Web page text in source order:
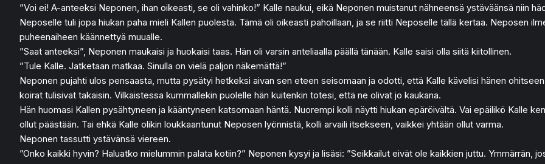
”Voi ei! A-anteeksi Neponen, ihan oikeasti, se oli vahinko!” Kalle naukui, eikä Neponen muistanut nähneensä ystäväänsä niin
Neposelle tuli jopa hiukan paha mieli Kallen puolesta. Tämä oli oikeasti pahoillaan, ja se riitti Neposelle tällä kertaa. Neposen
puheenaiheen käännettyä muualle.
”Saat anteeksi”, Neponen maukaisi ja huokaisi taas. Hän oli varsin anteliaalla päällä tänään. Kalle saisi olla siitä kiitollinen.
”Tule Kalle. Jatketaan matkaa. Sinulla on vielä paljon näkemättä!”
Neponen pujahti ulos pensaasta, mutta pysätyi hetkeksi aivan sen eteen seisomaan ja odotti, että Kalle kävelisi hänen
koirat tulisivat takaisin. Vilkaistessa kummallekin puolelle hän kuitenkin totesi, että ne olivat jo kaukana.
Hän huomasi Kallen pysähtyneen ja kääntyneen katsomaan häntä. Nuorempi kolli näytti hiukan epäröivältä. Vai epäilikö Kalle
ollut päästään. Tai ehkä Kalle olikin loukkaantunut Neposen lyönnistä, kolli arvaili itsekseen, vaikkei yhtään ollut varma.
Neponen tassutti ystävänsä viereen.
”Onko kaikki hyvin? Haluatko mielummin palata kotiin?” Neponen kysyi ja lisäsi: ”Seikkailut eivät ole kaikkien juttu. Ymmärrän,